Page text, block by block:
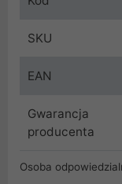
SKU
EAN
Gwarancja
producenta
Osoba